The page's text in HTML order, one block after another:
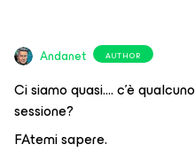
Andanet AUTHOR
Ci siamo quasi…. c’è
sessione?
FAtemi sapere.